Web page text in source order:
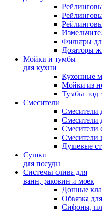
Фильтры
Дозаторы
Мойки и тумбы
для кухни
Кухонные
Мойки из
Тумбы под
Смесители
Смесители
Смесители
Смесители
Cмесители
Душевые
Сушки
для посуды
Системы слива для
ванн, раковин и моек
Донные
Обвязка
Сифоны,